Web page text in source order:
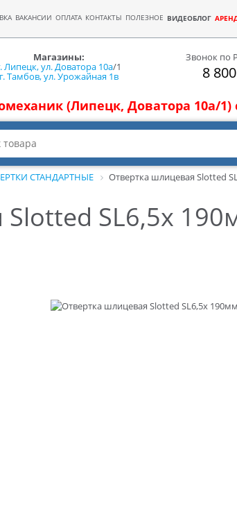
ВАКАНСИИ ОПЛАТА КОНТАКТЫ ПОЛЕЗНОЕ ВИДЕОБЛОГ
Магазины:
Липецк, ул. Доватора 10а/1
г. Тамбов, ул. Урожайная 1в
Звонок по
8
(Липецк, Доватора 10а/
СТАНДАРТНЫЕ Отвертка шлицевая Slotted
SL6,5х